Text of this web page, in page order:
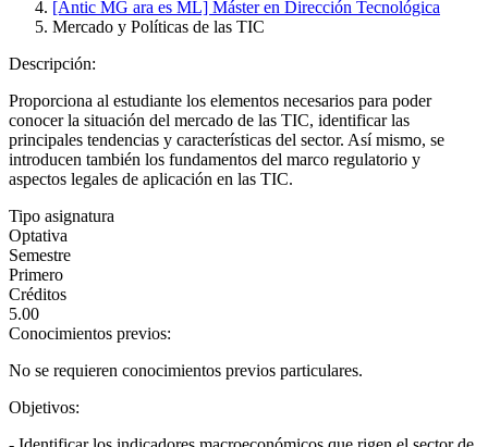
[Antic MG ara es ML] Máster en Dirección Tecnológica
Mercado y Políticas de las TIC
Descripción:
Proporciona al estudiante los elementos necesarios para poder
conocer la situación del mercado de las TIC, identificar las
principales tendencias y características del sector. Así mismo, se
introducen también los fundamentos del marco regulatorio y
aspectos legales de aplicación en las TIC.
Tipo asignatura
Optativa
Semestre
Primero
Créditos
5.00
Conocimientos previos:
No se requieren conocimientos previos particulares.
Objetivos: